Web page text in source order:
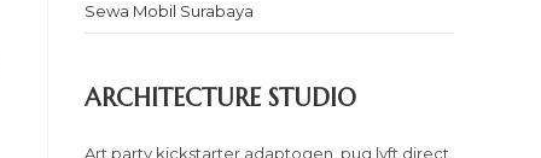
Sewa Mobil Surabaya
ARCHITECTURE STUDIO
Art party kickstarter adaptogen, pug lyft direct